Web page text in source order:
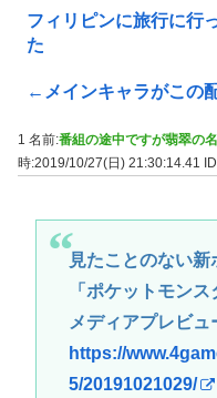
フィリピンに旅行に行
た
←メインキャラがこの
1 名前:番組の途中ですが翡翠の
時:2019/10/27(日) 21:30:14.41
見たことのない
「ポケットモン
メディアプレビュ
https://
5/20191021029/